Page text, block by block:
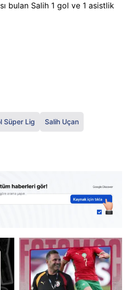
bulan Salih 1 gol ve 1 asistlik
Süper Lig Salih Uçan